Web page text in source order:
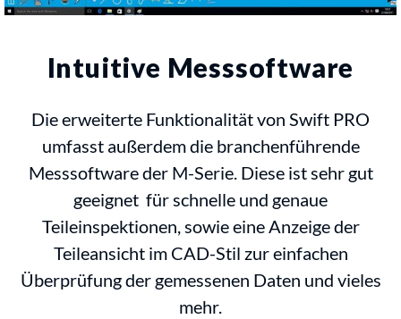
Intuitive Messsoftware
Die erweiterte Funktionalität von Swift PRO
umfasst außerdem die branchenführende
Messsoftware der M-Serie. Diese ist sehr gut
geeignet für schnelle und genaue
Teileinspektionen, sowie eine Anzeige der
Teileansicht im CAD-Stil zur einfachen
Überprüfung der gemessenen Daten und vieles
mehr.